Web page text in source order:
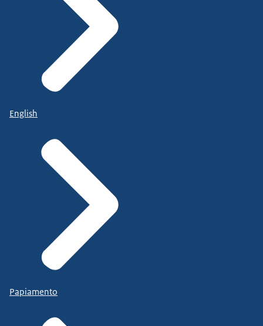
English
Papiamento